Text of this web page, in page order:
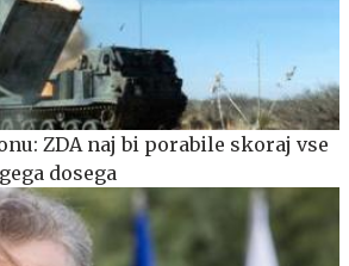
ZDA naj bi porabile skoraj vse
dosega